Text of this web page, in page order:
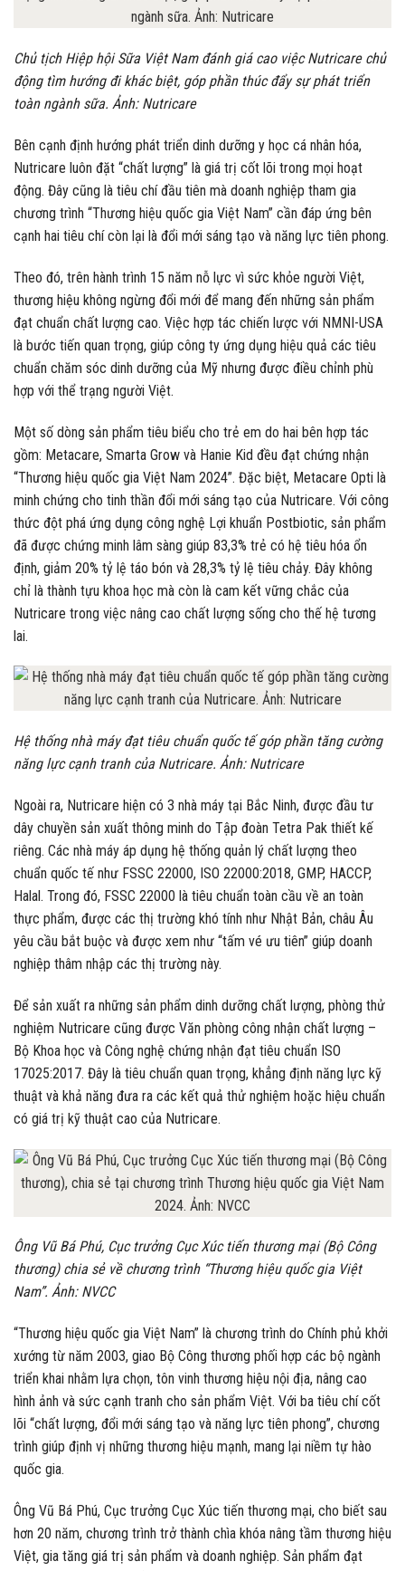
Chủ tịch Hiệp hội Sữa Việt Nam đánh giá cao việc Nutricare chủ
động tìm hướng đi khác biệt, góp phần thúc đẩy sự phát triển
toàn ngành sữa. Ảnh: Nutricare
Bên cạnh định hướng phát triển dinh dưỡng y học cá nhân hóa,
Nutricare luôn đặt “chất lượng” là giá trị cốt lõi trong mọi hoạt
động. Đây cũng là tiêu chí đầu tiên mà doanh nghiệp tham gia
chương trình “Thương hiệu quốc gia Việt Nam” cần đáp ứng bên
cạnh hai tiêu chí còn lại là đổi mới sáng tạo và năng lực tiên phong.
Theo đó, trên hành trình 15 năm nỗ lực vì sức khỏe người Việt,
thương hiệu không ngừng đổi mới để mang đến những sản phẩm
đạt chuẩn chất lượng cao. Việc hợp tác chiến lược với NMNI-USA
là bước tiến quan trọng, giúp công ty ứng dụng hiệu quả các tiêu
chuẩn chăm sóc dinh dưỡng của Mỹ nhưng được điều chỉnh phù
hợp với thể trạng người Việt.
Một số dòng sản phẩm tiêu biểu cho trẻ em do hai bên hợp tác
gồm: Metacare, Smarta Grow và Hanie Kid đều đạt chứng nhận
“Thương hiệu quốc gia Việt Nam 2024”. Đặc biệt, Metacare Opti là
minh chứng cho tinh thần đổi mới sáng tạo của Nutricare. Với công
thức đột phá ứng dụng công nghệ Lợi khuẩn Postbiotic, sản phẩm
đã được chứng minh lâm sàng giúp 83,3% trẻ có hệ tiêu hóa ổn
định, giảm 20% tỷ lệ táo bón và 28,3% tỷ lệ tiêu chảy. Đây không
chỉ là thành tựu khoa học mà còn là cam kết vững chắc của
Nutricare trong việc nâng cao chất lượng sống cho thế hệ tương
lai.
Hệ thống nhà máy đạt tiêu chuẩn quốc tế góp phần tăng cường
năng lực cạnh tranh của Nutricare. Ảnh: Nutricare
Ngoài ra, Nutricare hiện có 3 nhà máy tại Bắc Ninh, được đầu tư
dây chuyền sản xuất thông minh do Tập đoàn Tetra Pak thiết kế
riêng. Các nhà máy áp dụng hệ thống quản lý chất lượng theo
chuẩn quốc tế như FSSC 22000, ISO 22000:2018, GMP, HACCP,
Halal. Trong đó, FSSC 22000 là tiêu chuẩn toàn cầu về an toàn
thực phẩm, được các thị trường khó tính như Nhật Bản, châu Âu
yêu cầu bắt buộc và được xem như “tấm vé ưu tiên” giúp doanh
nghiệp thâm nhập các thị trường này.
Để sản xuất ra những sản phẩm dinh dưỡng chất lượng, phòng thử
nghiệm Nutricare cũng được Văn phòng công nhận chất lượng –
Bộ Khoa học và Công nghệ chứng nhận đạt tiêu chuẩn ISO
17025:2017. Đây là tiêu chuẩn quan trọng, khẳng định năng lực kỹ
thuật và khả năng đưa ra các kết quả thử nghiệm hoặc hiệu chuẩn
có giá trị kỹ thuật cao của Nutricare.
Ông Vũ Bá Phú, Cục trưởng Cục Xúc tiến thương mại (Bộ Công
thương) chia sẻ về chương trình “Thương hiệu quốc gia Việt
Nam”. Ảnh: NVCC
“Thương hiệu quốc gia Việt Nam” là chương trình do Chính phủ khởi
xướng từ năm 2003, giao Bộ Công thương phối hợp các bộ ngành
triển khai nhằm lựa chọn, tôn vinh thương hiệu nội địa, nâng cao
hình ảnh và sức cạnh tranh cho sản phẩm Việt. Với ba tiêu chí cốt
lõi “chất lượng, đổi mới sáng tạo và năng lực tiên phong”, chương
trình giúp định vị những thương hiệu mạnh, mang lại niềm tự hào
quốc gia.
Ông Vũ Bá Phú, Cục trưởng Cục Xúc tiến thương mại, cho biết sau
hơn 20 năm, chương trình trở thành chìa khóa nâng tầm thương hiệu
Việt, gia tăng giá trị sản phẩm và doanh nghiệp. Sản phẩm đạt